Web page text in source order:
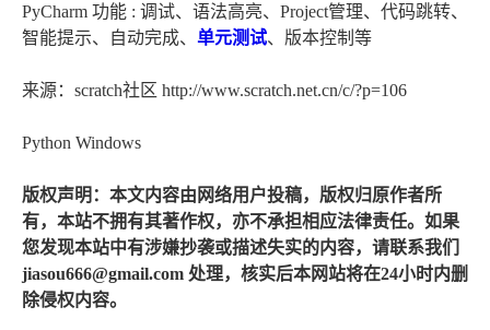
PyCharm 功能 : 调试、语法高亮、Project管理、代码跳转、
智能提示、自动完成、 单元测试、版本控制等
来源：scratch社区 http://www.scratch.net.cn/c/?p=106
Python Windows
版权声明：本文内容由网络用户投稿，版权归原作者所
有，本站不拥有其著作权，亦不承担相应法律责任。如果
您发现本站中有涉嫌抄袭或描述失实的内容，请联系我们
jiasou666@gmail.com 处理，核实后本网站将在24小时内删
除侵权内容。